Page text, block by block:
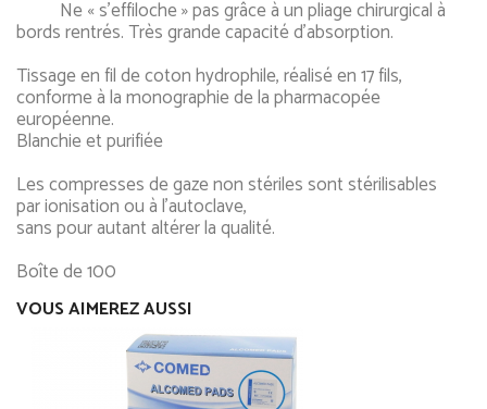
Ne « s’effiloche » pas grâce à un pliage chirurgical à
bords rentrés. Très grande capacité d’absorption.
Tissage en fil de coton hydrophile, réalisé en 17 fils,
conforme à la monographie de la pharmacopée
européenne.
Blanchie et purifiée
Les compresses de gaze non stériles sont stérilisables
par ionisation ou à l’autoclave,
sans pour autant altérer la qualité.
Boîte de 100
VOUS AIMEREZ AUSSI